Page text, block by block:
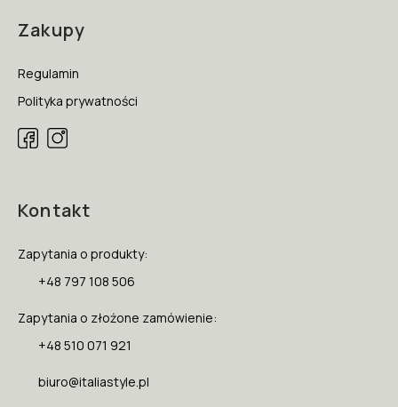
Zakupy
Regulamin
Polityka prywatności
Kontakt
Zapytania o produkty:
+48 797 108 506
Zapytania o złożone zamówienie:
+48 510 071 921
biuro@italiastyle.pl